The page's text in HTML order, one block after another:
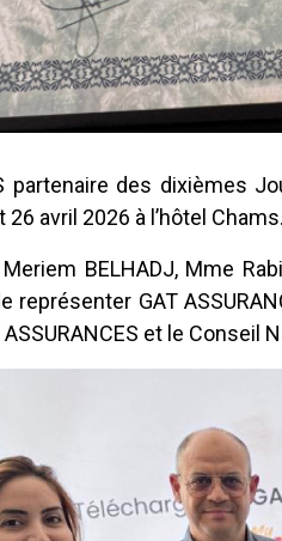
partenaire des dixièmes
avril 2026 à l’hôtel Chams.
BELHADJ, Mme
représenter GAT
et le Conseil